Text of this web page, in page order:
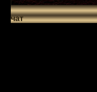
чат